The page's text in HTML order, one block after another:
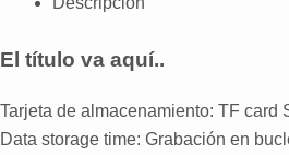
El título va aquí..
Tarjeta de almacenamiento: TF card
Data storage time: Grabación en